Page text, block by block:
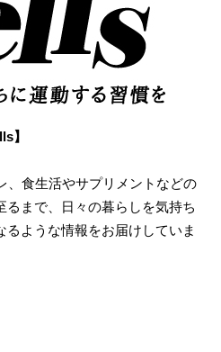
】
、食生活やサプリメントなどの
まで、日々の暮らしを気持ち
るような情報をお届けしていま